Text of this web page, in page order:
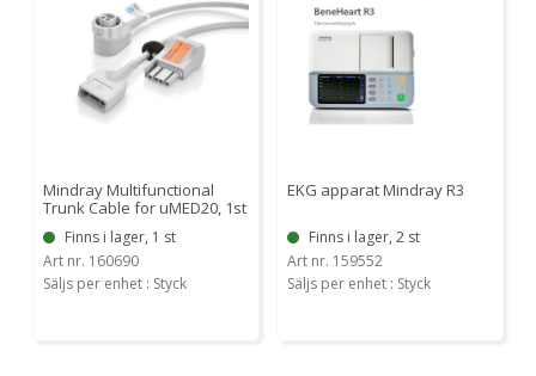
Mindray Multifunctional
Trunk Cable for uMED20, 1st
Finns i lager, 1 st
Art nr. 160690
Säljs per enhet : Styck
EKG apparat Mindray R3
Finns i lager, 2 st
Art nr. 159552
Säljs per enhet : Styck